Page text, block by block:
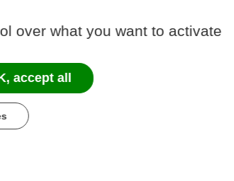
charge de
over what you want to activate
accept all